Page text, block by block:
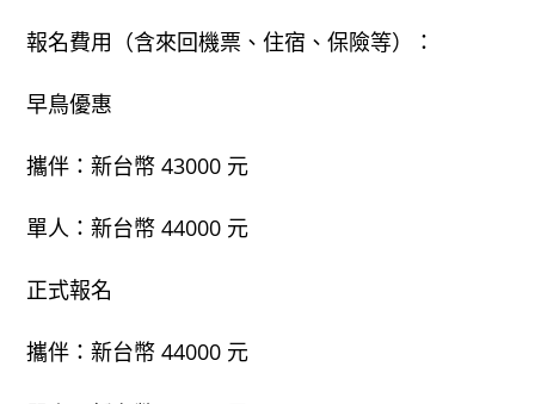
報名費用（含來回機票、住宿、保險等）：
早鳥優惠
攜伴：新台幣 43000 元
單人：新台幣 44000 元
正式報名
攜伴：新台幣 44000 元